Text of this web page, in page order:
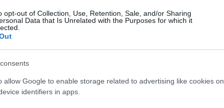
opt-out of Collection, Use, Retention, Sale, and/or Sharing
Data that Is Unrelated with the Purposes for which it
allow Google to enable storage related to advertising like cookies on
identifiers in apps.
vera o meno, ma questo non lo sa
sull’onda della cattiveria della
finisce nel mirino dei leoni da
cattiveria della Lucarelli è veramente una
per colpa di Selvaggia